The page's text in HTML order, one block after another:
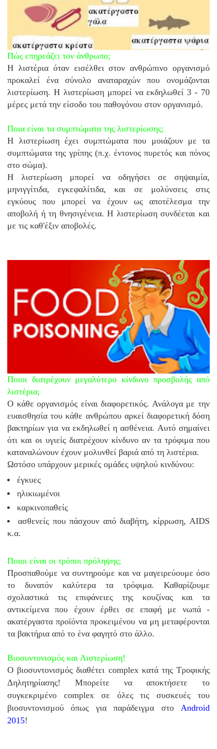
Πώς επηρεάζει τον άνθρωπο;
Η λιστέρια όταν εισέλθει στον ανθρώπινο οργανισμό
προκαλεί ένα σύνολο αναταραχών που ονομάζονται
λιστερίωση. Η λιστερίωση μπορεί να εκδηλωθεί 3 - 70
μέρες μετά την είσοδο του παθογόνου στον οργανισμό.
Ποια είναι τα συμπτώματα της λιστερίωσης;
Η λιστερίωση έχει συμπτώματα που μοιάζουν με τα
συμπτώματα της γρίπης (π.χ. έντονος πυρετός και πόνος
στο σώμα).
Η λιστερίωση μπορεί να οδηγήσει σε σηψαιμία,
μηνιγγίτιδα, εγκεφαλίτιδα, και σε μολύνσεις στις
εγκύους που μπορεί να έχουν ως αποτέλεσμα την
αποβολή ή τη θνησιγένεια. Η λιστερίωση συνδέεται και
με τις καθ'έξιν αποβολές.
Ποιοι διατρέχουν μεγαλύτερο κίνδυνο προσβολής από
λιστέρια;
Ο κάθε οργανισμός είναι διαφορετικός. Ανάλογα με την
ευαισθησία του κάθε ανθρώπου αρκεί διαφορετική δόση
βακτηρίων για να εκδηλωθεί η ασθένεια. Αυτό σημαίνει
ότι και οι υγιείς διατρέχουν κίνδυνο αν τα τρόφιμα που
καταναλώνουν έχουν μολυνθεί βαριά από τη λιστέρια.
Ωστόσο υπάρχουν μερικές ομάδες υψηλού κινδύνου:
έγκυες
ηλικιωμένοι
καρκινοπαθείς
ασθενείς που πάσχουν από διαβήτη, κίρρωση, AIDS
κ.α.
Ποιοι είναι οι τρόποι πρόληψης;
Προσπαθούμε να συντηρούμε και να μαγειρεύουμε όσο
το δυνατόν καλύτερα τα τρόφιμα. Καθαρίζουμε
σχολαστικά τις επιφάνειες της κουζίνας και τα
αντικείμενα που έχουν έρθει σε επαφή με νωπά -
ακατέργαστα προϊόντα προκειμένου να μη μεταφέρονται
τα βακτήρια από το ένα φαγητό στο άλλο.
Βιοσυντονισμός και Λιστερίωση!
Ο βιοσυντονισμός διαθέτει complex κατά της Τροφικής
Δηλητηρίασης! Μπορείτε να αποκτήσετε το
συγκεκριμένο complex σε όλες τις συσκευές του
βιοσυντονισμού όπως για παράδειγμα στo Android
2015!